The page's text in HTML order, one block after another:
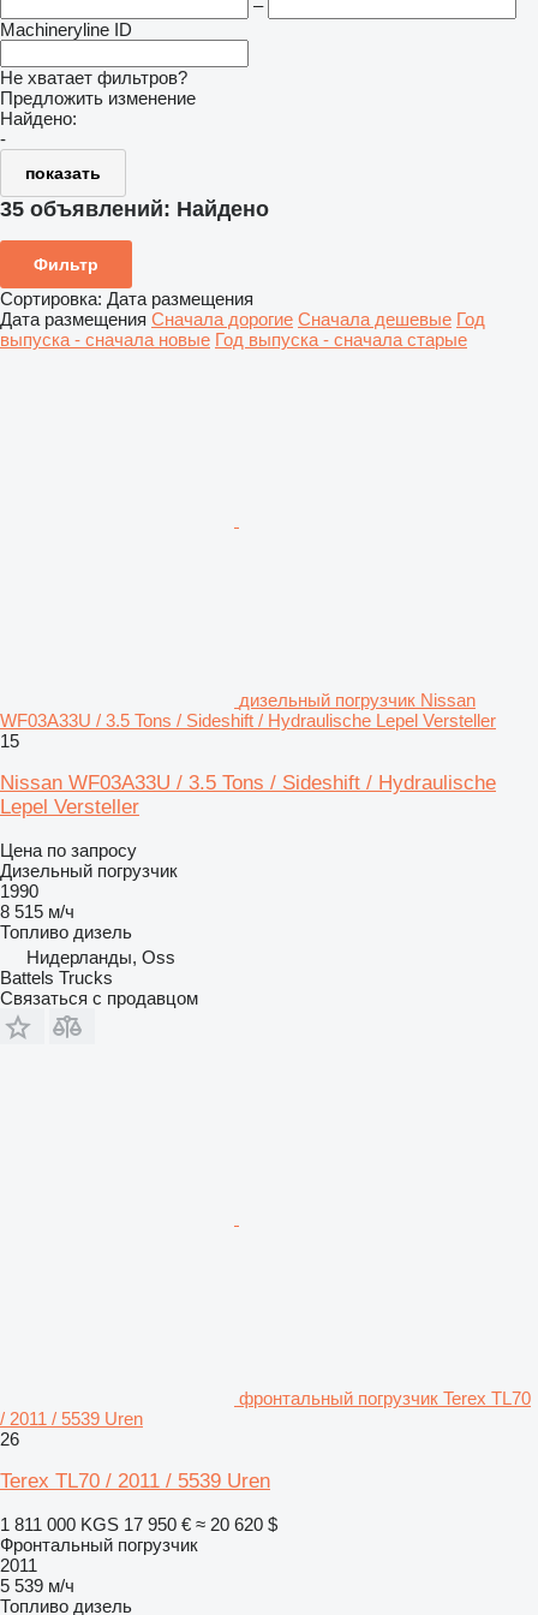
–
Machineryline ID
Не хватает фильтров?
Предложить изменение
Найдено:
-
показать
35 объявлений: Найдено
Фильтр
Сортировка: Дата размещения
Дата размещения Сначала дорогие Сначала дешевые Год
выпуска - сначала новые Год выпуска - сначала старые
дизельный погрузчик Nissan
WF03A33U / 3.5 Tons / Sideshift / Hydraulische Lepel Versteller
15
Nissan WF03A33U / 3.5 Tons / Sideshift / Hydraulische
Lepel Versteller
Цена по запросу
Дизельный погрузчик
1990
8 515 м/ч
Топливо дизель
Нидерланды, Oss
Battels Trucks
Связаться с продавцом
фронтальный погрузчик Terex TL70
/ 2011 / 5539 Uren
26
Terex TL70 / 2011 / 5539 Uren
1 811 000 KGS 17 950 € ≈ 20 620 $
Фронтальный погрузчик
2011
5 539 м/ч
Топливо дизель